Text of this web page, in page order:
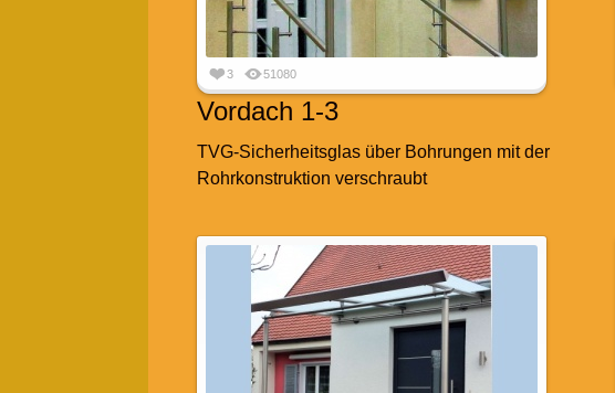
3 51080
Vordach 1-3
TVG-Sicherheitsglas über Bohrungen mit der
Rohrkonstruktion verschraubt